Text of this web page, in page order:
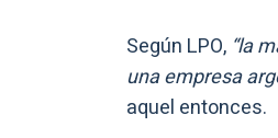
Según LPO, “la
una empresa
aquel entonces.